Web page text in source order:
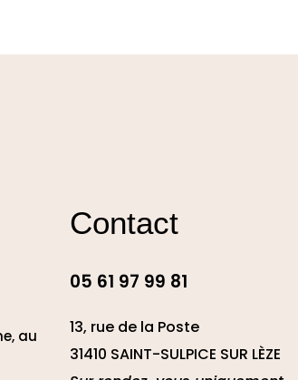
au
Contact
05 61 97 99 81
13, rue de la Poste
31410 SAINT-SULPICE SUR LÈZE